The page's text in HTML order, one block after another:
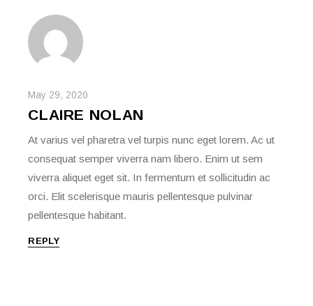
May 29, 2020
CLAIRE NOLAN
At varius vel pharetra vel turpis nunc eget lorem. Ac ut
consequat semper viverra nam libero. Enim ut sem
viverra aliquet eget sit. In fermentum et sollicitudin ac
orci. Elit scelerisque mauris pellentesque pulvinar
pellentesque habitant.
REPLY